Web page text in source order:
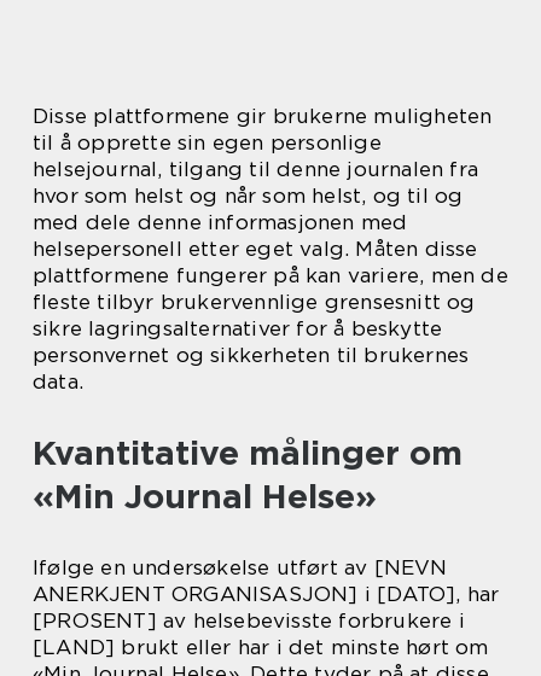
Disse plattformene gir brukerne muligheten
til å opprette sin egen personlige
helsejournal, tilgang til denne journalen fra
hvor som helst og når som helst, og til og
med dele denne informasjonen med
helsepersonell etter eget valg. Måten disse
plattformene fungerer på kan variere, men de
fleste tilbyr brukervennlige grensesnitt og
sikre lagringsalternativer for å beskytte
personvernet og sikkerheten til brukernes
data.
Kvantitative målinger om
«Min Journal Helse»
Ifølge en undersøkelse utført av [NEVN
ANERKJENT ORGANISASJON] i [DATO], har
[PROSENT] av helsebevisste forbrukere i
[LAND] brukt eller har i det minste hørt om